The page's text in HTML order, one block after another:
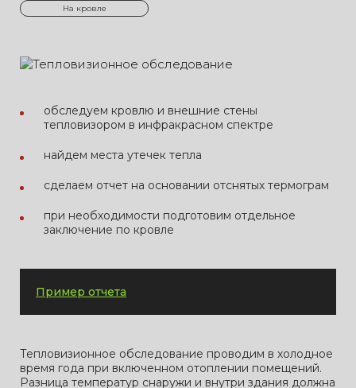
На кровле
обследуем кровлю и внешние стены
тепловизором в инфракрасном спектре
найдем места утечек тепла
сделаем отчет на основании отснятых термограм
при необходимости подготовим отдельное
заключение по кровле
Пример отчета
Тепловизионное обследование проводим в холодное
время года при включенном отоплении помещений.
Разница температур снаружи и внутри здания должна